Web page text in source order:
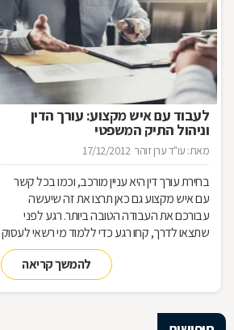
לעבוד עם איש מקצוע: עורך הדין
וניהול התיק המשפטי
מאת: עו"ד ערן זוהר 17/12/2012
בחירת עורך דין היא עניין מורכב, וכמו בכל קשר
עם איש מקצוע גם כאן תרצו את זה שיעשה
עבורכם את העבודה הטובה ביותר. רגע לפני
שתצאו לדרך, קחו רגע כדי ללמוד מי רשאי לעסוק
בעריכת דין ומה הידע הבסיסי הנדרש כדי לטפל
להמשך קריאה